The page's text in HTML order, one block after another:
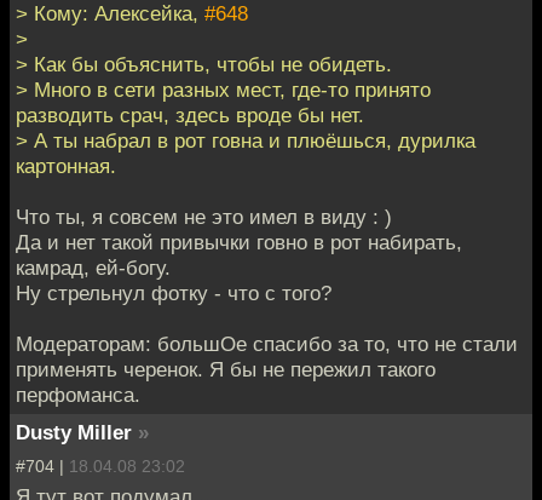
> Кому: Алексейка, #648
>
> Как бы объяснить, чтобы не обидеть.
> Много в сети разных мест, где-то принято
разводить срач, здесь вроде бы нет.
> А ты набрал в рот говна и плюёшься, дурилка
картонная.
Что ты, я совсем не это имел в виду : )
Да и нет такой привычки говно в рот набирать,
камрад, ей-богу.
Ну стрельнул фотку - что с того?
Модераторам: большОе спасибо за то, что не стали
применять черенок. Я бы не пережил такого
перфоманса.
Dusty Miller »
#704 | 18.04.08 23:02